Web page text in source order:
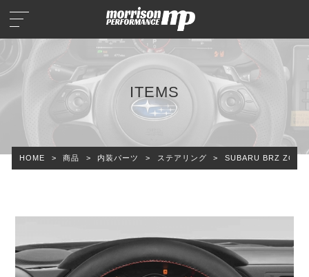
ITEMS
HOME > 商品 > 内装パーツ > ステアリング > SUBARU BRZ ZC6